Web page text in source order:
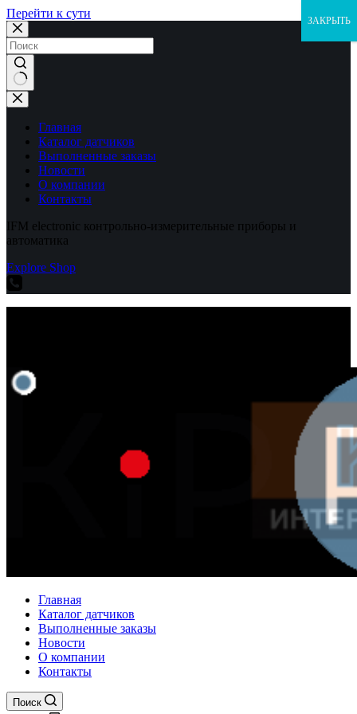
Перейти к сути
Ничего
не
найденоГлавная
Каталог датчиков
Выполненные заказы
Новости
О компании
Контакты
IFM electronic контрольно-измерительные приборы и
автоматика
Explore Shop
Главная
Каталог датчиков
Выполненные заказы
Новости
О компании
Контакты
Поиск
ЗАКРЫТЬ